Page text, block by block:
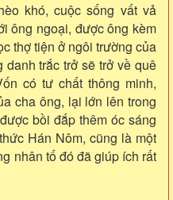
khó, cuộc sống vất vả
ông ngoại, được ông kèm
thợ tiện ở ngôi trường của
trắc trở sẽ trở về quê
có tư chất thông minh,
cha ông, lại lớn lên trong
bồi đắp thêm óc sáng
Hán Nôm, cũng là một
nhân tố đó đã giúp ích rất